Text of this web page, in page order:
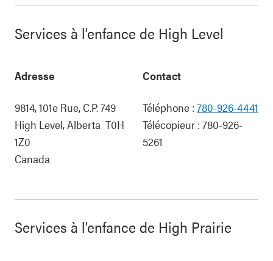
Services à l’enfance de High Level
Adresse
9814, 101e Rue, C.P. 749
High Level,Alberta T0H
1Z0
Canada
Contact
Téléphone : 780-926-4441
Télécopieur : 780-926-
5261
Services à l’enfance de High Prairie